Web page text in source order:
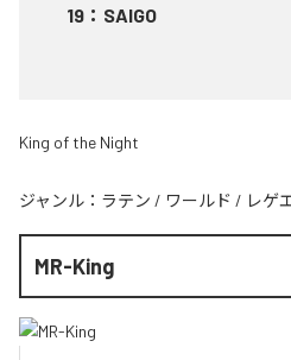
19 ： SAIGO
King of the Night
ジャンル： ラテン / ワールド / レゲ
MR-King